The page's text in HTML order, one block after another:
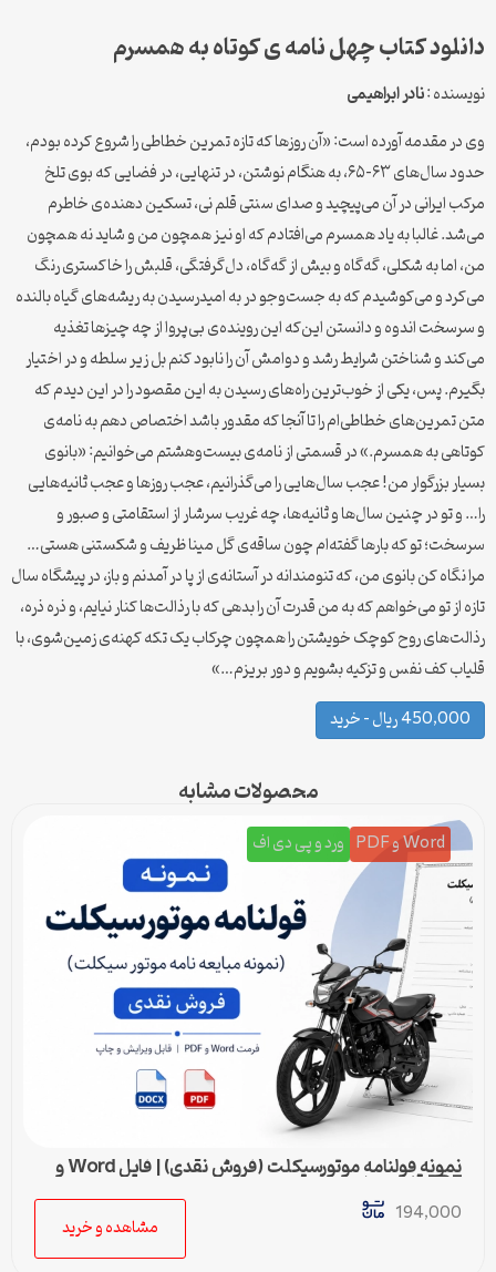
دانلود کتاب چهل نامه ی کوتاه به همسرم
نویسنده :نادر ابراهیمی
وی در مقدمه آورده است: «آن روزها که تازه تمرین خطاطی را شروع کرده بودم،
حدود سال‌های ۶۳-۶۵، به هنگام نوشتن، در تنهایی، در فضایی که بوی تلخ
مرکب ایرانی در آن می‌پیچید و صدای سنتی قلم نی، تسکین دهنده‌ی خاطرم
می‌شد. غالبا به یاد همسرم می‌افتادم که او نیز همچون من و شاید نه همچون
من، اما به شکلی، گه‌گاه و بیش از گه‌گاه، دل‌گرفتگی، قلبش را خاکستری رنگ
می‌کرد و می‌کوشیدم که به جست‌وجو در به امیدرسیدن به ریشه‌های گیاه بالنده
و سرسخت اندوه و دانستن این‌که این روینده‌ی بی‌پروا از چه چیزها تغذیه
می‌کند و شناختن شرایط رشد و دوامش آن را نابود کنم بل زیر سلطه و در اختیار
بگیرم. پس، یکی از خوب‌ترین راه‌های رسیدن به این مقصود را در این دیدم که
متن تمرین‌های خطاطی‌ام را تا آنجا که مقدور باشد اختصاص دهم به نامه‌ی
کوتاهی به همسرم.» در قسمتی از نامه‌ی بیست‌و‌هشتم می‌خوانیم: «بانوی
بسیار بزرگوار من! عجب سال‌هایی را می‌گذرانیم، عجب روزها و عجب ثانیه‌هایی
را… و تو در چنین سال‌ها و ثانیه‌ها، چه غریب سرشار از استقامتی و صبور و
سرسخت؛ تو که بارها گفته‌ام چون ساقه‌ی گل مینا ظریف و شکستنی هستی…
مرا نگاه کن بانوی من، که تنومندانه در آستانه‌ی از پا در آمدنم و باز، در پیشگاه سال
تازه از تو می‌خواهم که به من قدرت آن را بدهی که با رذالت‌ها کنار نیایم، و ذره ذره،
رذالت‌های روح کوچک خویشتن را همچون چرکاب یک تکه کهنه‌ی زمین‌شوی، با
قلیاب کف نفس و تزکیه بشویم و دور بریزم…»
450,000 ریال – خرید
محصولات مشابه
Word و PDF ورد و پی دی اف
نمونه قولنامه موتورسیکلت (فروش نقدی) | فایل Word و
PDF قابل ویرایش
194,000
مشاهده و خرید